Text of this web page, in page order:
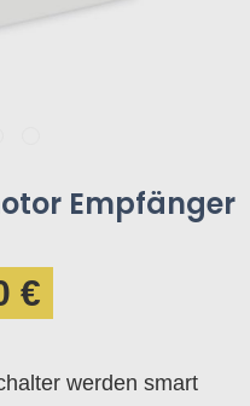
Empfänger
€
werden smart